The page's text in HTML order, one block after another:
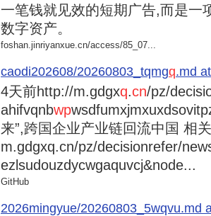
一笔钱就见效的短期广告,而是一
数字资产。
foshan.jinriyanxue.cn/access/85_07...
caodi202608/20260803_tqmgq.md
4天前http://m.gdgxq.cn/pz/
ahifvqnbwp
来”,跨国企业产业链回流中国 相
m.gdgxq.cn/pz/decisionrefer/
ezlsudouzdycwgaquvcj&node...
GitHub
2026mingyue/20260803_5wqvu.md